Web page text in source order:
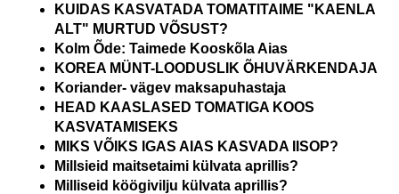
KUIDAS KASVATADA TOMATITAIME "KAENLA
ALT" MURTUD VÕSUST?
Kolm Õde: Taimede Kooskõla Aias
KOREA MÜNT-LOODUSLIK ÕHUVÄRKENDAJA
Koriander- vägev maksapuhastaja
HEAD KAASLASED TOMATIGA KOOS
KASVATAMISEKS
MIKS VÕIKS IGAS AIAS KASVADA IISOP?
Millsieid maitsetaimi külvata aprillis?
Milliseid köögivilju külvata aprillis?